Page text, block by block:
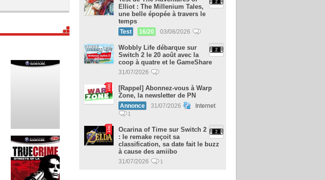
Elliot : The Millenium Tales,
une belle épopée à travers le
temps
Test 16/20 03/08/2026
Wobbly Life débarque sur
Switch 2 le 20 août avec la
coop à quatre et le GameShare
31/07/2026
[Rappel] Abonnez-vous à Warp
Zone, la newsletter de PN
Annonce 31/07/2026 Internet
1
Ocarina of Time sur Switch 2
: le remake reçoit sa
classification, sa date fait le buzz
à cause des amiibo
31/07/2026 1